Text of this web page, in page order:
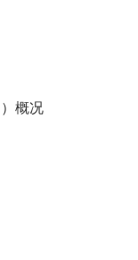
） 概况